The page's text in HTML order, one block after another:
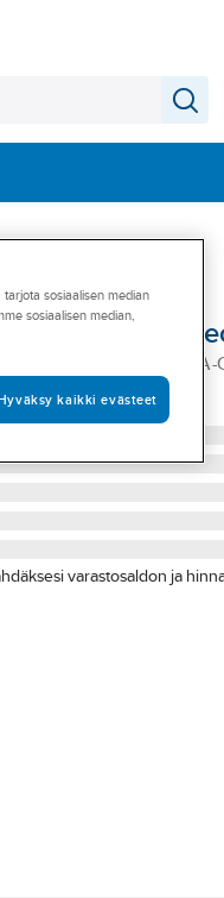
irroittaja a-
EKO 500ML A-
8427
varastosaldon ja
sosiaalisen median
sosiaalisen median,
kaikki evästeet